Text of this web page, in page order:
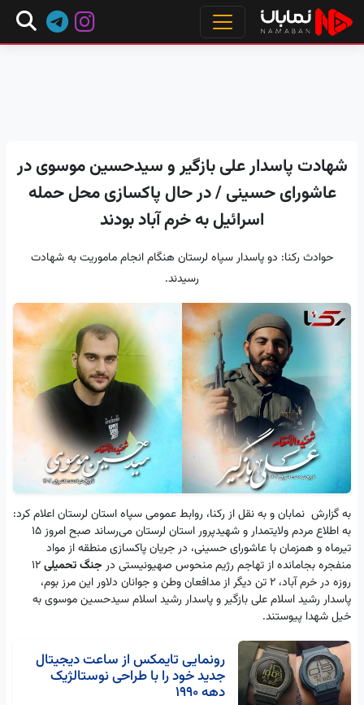
شهادت پاسدار علی بازگیر و سیدحسین موسوی در
عاشورای حسینی / در حال پاکسازی محل حمله
اسرائیل به خرم آباد بودند
حوادث رکنا: دو پاسدار سپاه لرستان هنگام انجام ماموریت به شهادت
رسیدند.
به گزارش نمابان و به نقل از رکنا، روابط عمومی سپاه استان لرستان اعلام کرد:
به اطلاع مردم ولایتمدار و شهیدپرور استان لرستان می‌رساند صبح امروز ۱۵
تیرماه و همزمان با عاشورای حسینی، در جریان پاکسازی منطقه از مواد
منفجره بجامانده از تهاجم رژیم منحوس صهیونیستی در جنگ تحمیلی۱۲
روزه در خرم آباد، ۲ تن دیگر از مدافعان وطن و جوانان دلاور این مرز بوم،
پاسدار رشید اسلام علی بازگیر و پاسدار رشید اسلام سیدحسین موسوی به
خیل شهدا پیوستند.
رونمایی تایمکس از ساعت‌ دیجیتال
جدید خود را با طراحی نوستالژیک
دهه 1990